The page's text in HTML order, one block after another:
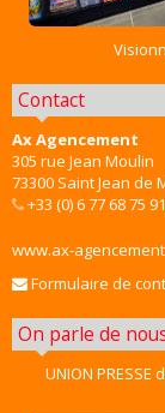
Contact
Ax Agencement
305 rue Jean Moulin
73300 Saint Jean de
+33 (0) 6 77 68 75 91
www.ax-
Formulaire de
On parle de
UNION